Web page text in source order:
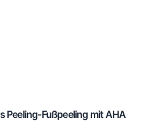
Peeling-Fußpeeling mit AHA